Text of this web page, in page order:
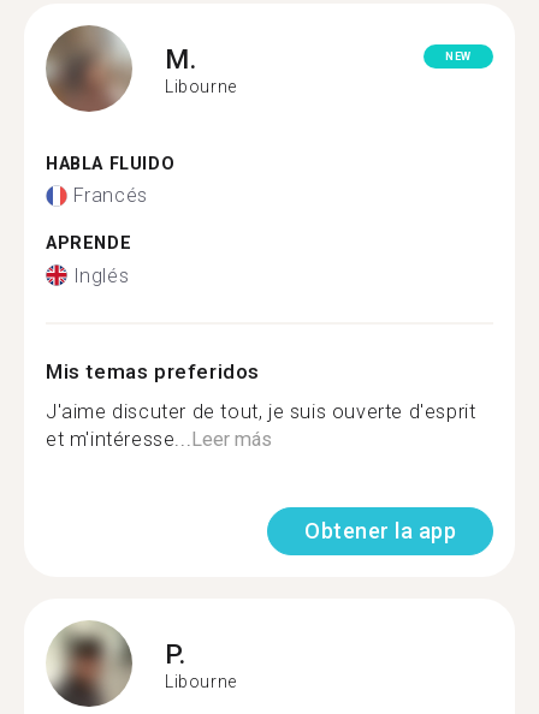
M.
Libourne
NEW
HABLA FLUIDO
Francés
APRENDE
Inglés
Mis temas preferidos
J'aime discuter de tout, je suis ouverte d'esprit
et m'intéresse... Leer más
Obtener la app
P.
Libourne